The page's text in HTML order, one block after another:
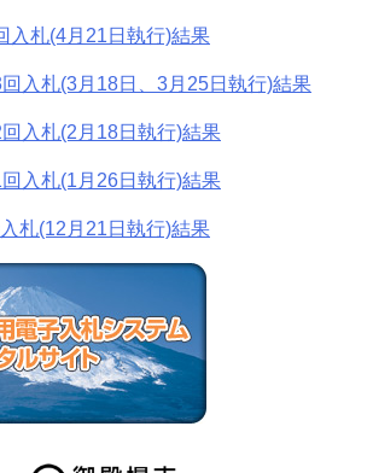
入札(4月21日執行)結果
入札(3月18日、3月25日執行)結果
入札(2月18日執行)結果
入札(1月26日執行)結果
札(12月21日執行)結果